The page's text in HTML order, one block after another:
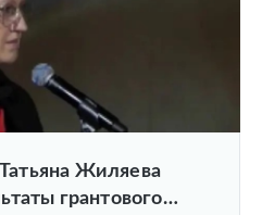
Жиляева
грантового